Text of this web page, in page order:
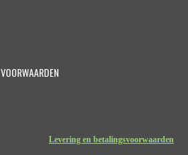
VOORWAARDEN
Levering en betalingsvoorwaarden